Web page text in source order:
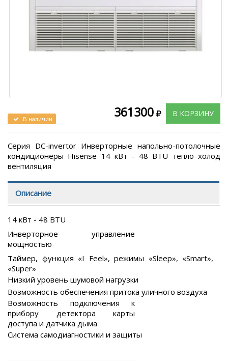
В КОРЗИНУ
361300
В наличии
Серия DC-invertor Инверторные напольно-потолочные
кондиционеры Hisense 14 кВт - 48 BTU тепло холод
вентиляция
Описание
14 кВт - 48 BTU
Инверторное управление
мощностью
Таймер, функция «I Feel», режимы «Sleep», «Smart»,
«Super»
Низкий уровень шумовой нагрузки
Возможность обеспечения притока уличного воздуха
Возможность подключения к
прибору детектора карты
доступа и датчика дыма
Система самодиагностики и защиты